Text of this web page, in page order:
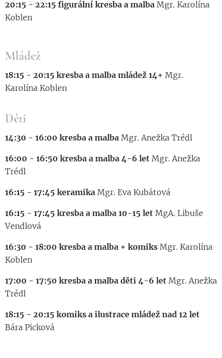
20:15 - 22:15 figurální kresba a malba Mgr. Karolína
Koblen
Mládež
18:15 - 20:15 kresba a malba mládež 14+ Mgr.
Karolína Koblen
Děti
14:30 - 16:00 kresba a malba Mgr. Anežka Trédl
16:00 - 16:50 kresba a malba 4-6 let Mgr. Anežka
Trédl
16:15 - 17:45 keramika Mgr. Eva Kubátová
16:15 - 17:45 kresba a malba 10-15 let MgA. Libuše
Vendlová
16:30 - 18:00 kresba a malba + komiks Mgr. Karolína
Koblen
17:00 - 17:50 kresba a malba děti 4-6 let Mgr. Anežka
Trédl
18:15 - 20:15 komiks a ilustrace mládež nad 12 let
Bára Picková